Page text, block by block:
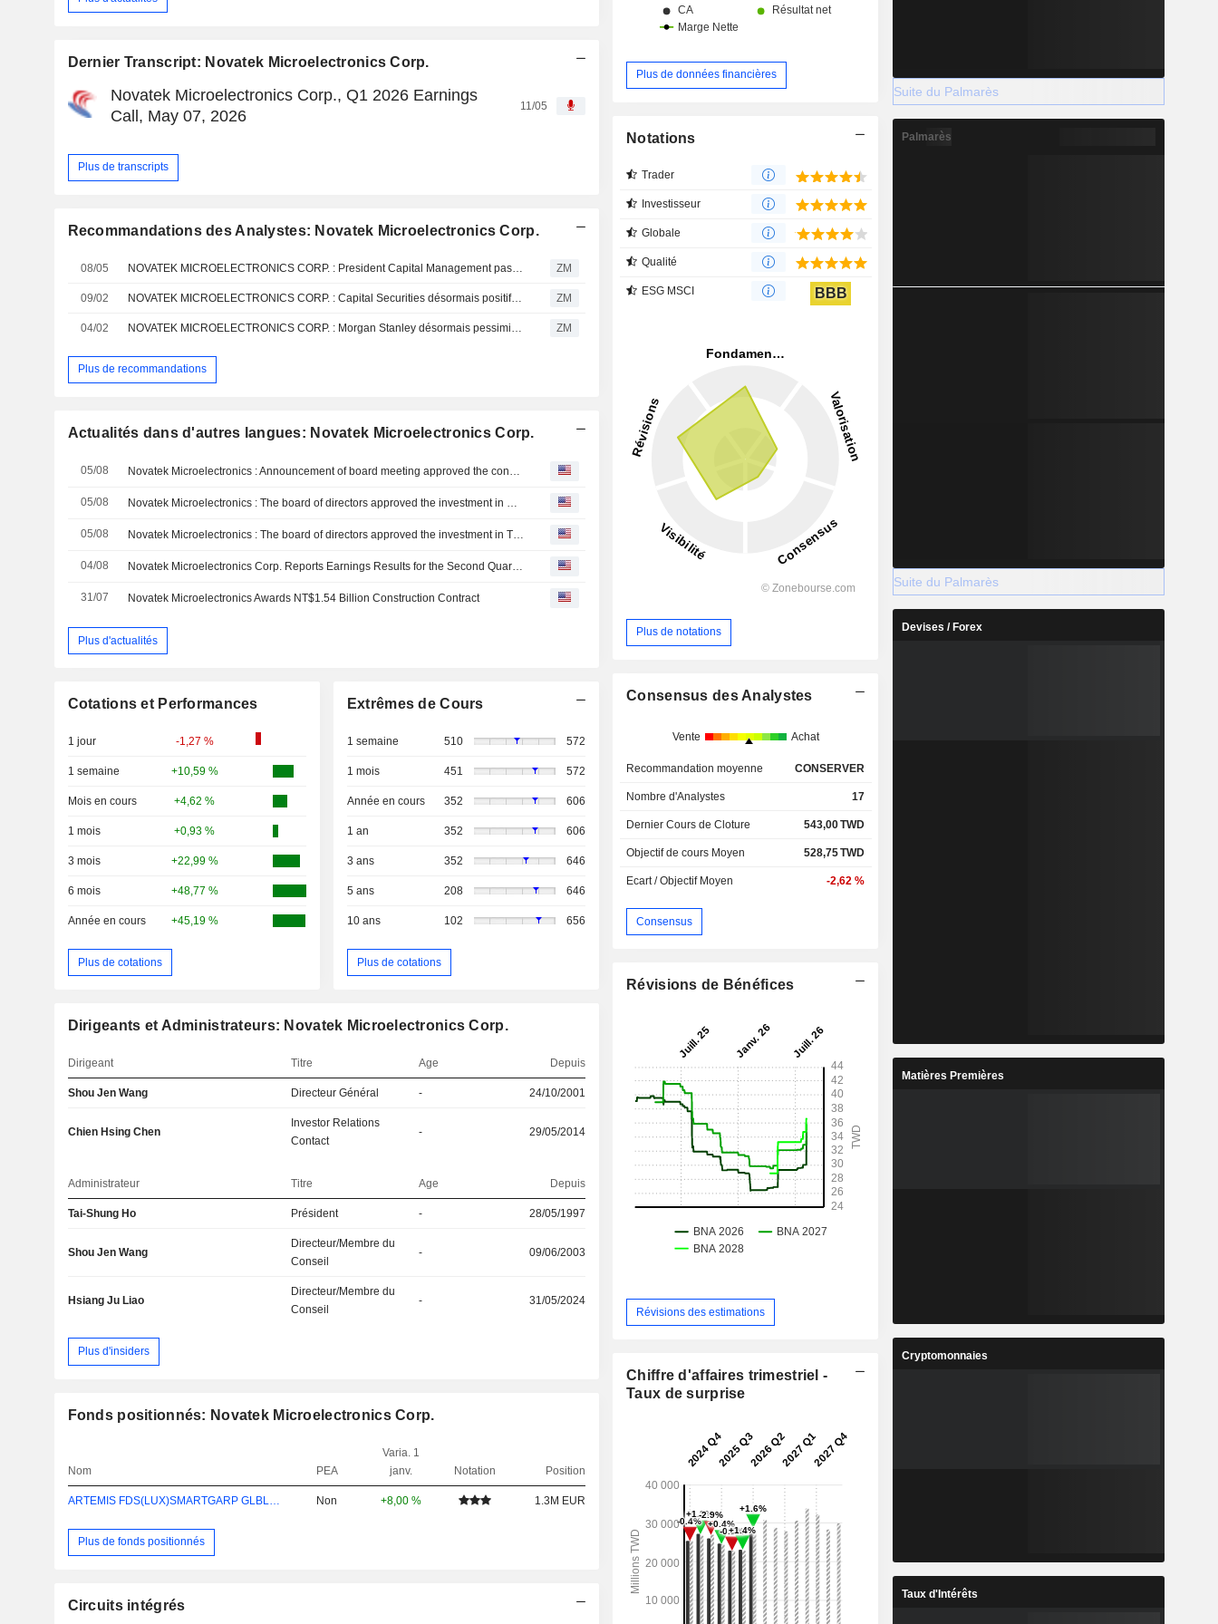
Dernier Transcript: Novatek Microelectronics Corp.
Novatek Microelectronics Corp., Q1 2026 Earnings
Call, May 07, 2026
11/05
Plus de transcripts
Recommandations des Analystes: Novatek Microelectronics Corp.
08/05 ZM
09/02 NOVATEK MICROELECTRONICS CORP. : Capital Securities désormais positif sur le dossier ZM
04/02 ZM
Plus de recommandations
Actualités dans d'autres langues: Novatek Microelectronics Corp.
05/08 Novatek Microelectronics : Announcement of board meeting approved the consolidated financial statements for the first half of 2026
05/08 Novatek Microelectronics : The board of directors approved the investment in Oceanus Growth Fund, L.P.
05/08 Novatek Microelectronics : The board of directors approved the investment in TGVest Asia Partners III (Taiwan), L.P.
04/08 Novatek Microelectronics Corp. Reports Earnings Results for the Second Quarter and Six Months Ended June 30, 2026
31/07 Novatek Microelectronics Awards NT$1.54 Billion Construction Contract
Plus d'actualités
Cotations et Performances
1 jour -1,27 %
1 semaine +10,59 %
Mois en cours +4,62 %
1 mois +0,93 %
3 mois +22,99 %
6 mois +48,77 %
Année en cours +45,19 %
Plus de cotations
Extrêmes de Cours
1 semaine 510 572
1 mois 451 572
Année en cours 352 606
1 an 352 606
3 ans 352 646
5 ans 208 646
10 ans 102 656
Plus de cotations
Dirigeants et Administrateurs: Novatek Microelectronics Corp.
Dirigeant Titre Age Depuis
Shou Jen Wang Directeur Général - 24/10/2001
Chien Hsing Chen
Investor Relations
Contact
- 29/05/2014
Administrateur Titre Age Depuis
Tai-Shung Ho Président - 28/05/1997
Shou Jen Wang
Directeur/Membre du
Conseil
- 09/06/2003
Hsiang Ju Liao
Directeur/Membre du
Conseil
- 31/05/2024
Plus d'insiders
Fonds positionnés: Novatek Microelectronics Corp.
Nom PEA
Varia. 1
janv.
Notation Position
Non +8,00 % 1.3M EUR
Plus de fonds positionnés
Circuits intégrés
Plus de données financières
Notations
Trader
Investisseur
Globale
Qualité
ESG MSCI BBB
Plus de notations
Consensus des Analystes
Vente Achat
Recommandation moyenne CONSERVER
Nombre d'Analystes 17
Dernier Cours de Cloture 543,00TWD
Objectif de cours Moyen 528,75TWD
Ecart / Objectif Moyen -2,62 %
Consensus
Révisions de Bénéfices
Révisions des estimations
Chiffre d'affaires trimestriel -
Taux de surprise
Suite du Palmarès
Palmarès
Suite du Palmarès
Devises / Forex
Matières Premières
Cryptomonnaies
Taux d'Intérêts